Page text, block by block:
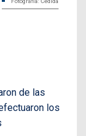
de las
los